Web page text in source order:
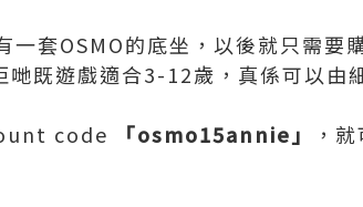
一套OSMO的底坐，以後就只需要
既遊戲適合3-12歲，真係可以由
code 「osmo15annie」
，